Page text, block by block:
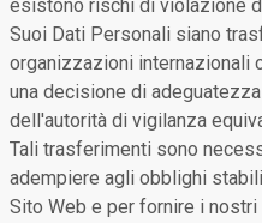
esistono rischi di violazione
Suoi Dati Personali siano
organizzazioni internazionali
una decisione di
dell'autorità di vigilanza
Tali trasferimenti sono
adempiere agli obblighi
Sito Web e per fornire i